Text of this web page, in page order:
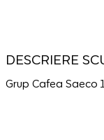
DESCRIERE
Grup Cafea Saeco